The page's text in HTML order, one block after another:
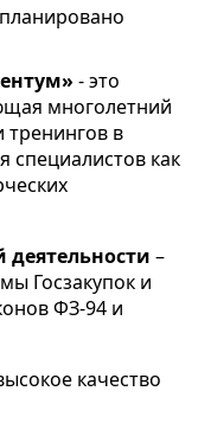
- это
многолетний
в
специалистов как
–
Госзакупок и
ФЗ-94 и
качество